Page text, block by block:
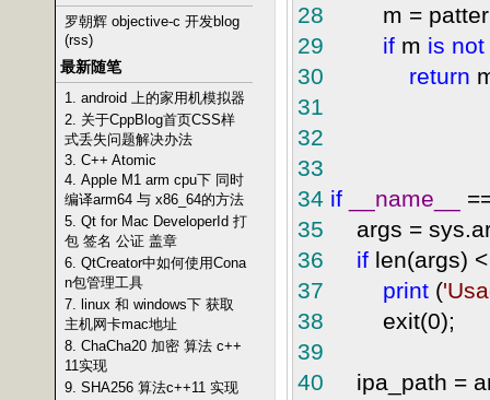
罗朝辉 objective-c 开发blog
(rss)
最新随笔
1. android 上的家用机模拟器
2. 关于CppBlog首页CSS样
式丢失问题解决办法
3. C++ Atomic
4. Apple M1 arm cpu下 同时
编译arm64 与 x86_64的方法
5. Qt for Mac DeveloperId 打
包 签名 公证 盖章
6. QtCreator中如何使用Cona
n包管理工具
7. linux 和 windows下 获取
主机网卡mac地址
8. ChaCha20 加密 算法 c++
11实现
9. SHA256 算法c++11 实现
28 m =
29
if m is not
30
return
31
32
33
34 if __name__
35 args =
36
if len(args)
37
print ('
38 exit(0);
39
40 ipa_path =